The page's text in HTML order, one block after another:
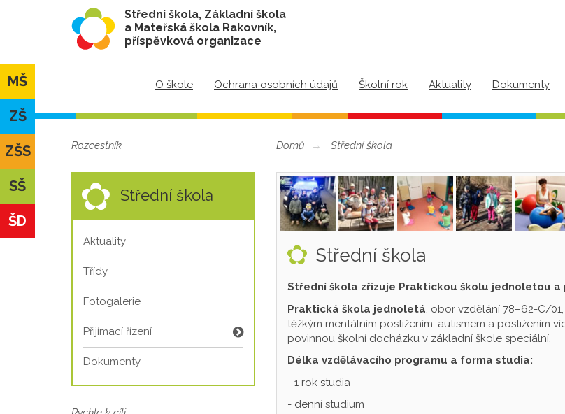
Střední škola, Základní škola
a Mateřská škola Rakovník,
příspěvková organizace
O škole Ochrana osobních údajů Školní rok Aktuality Dokumenty
MŠ
ZŠ
ZŠS
SŠ
ŠD
Rozcestník
Střední škola
Aktuality
Třídy
Fotogalerie
Přijímací řízení
Dokumenty
Domů Střední škola
Střední škola
Střední škola zřizuje Praktickou školu jednoletou
Praktická škola jednoletá, obor vzdělání 78–62-C/
těžkým mentálním postižením, autismem a postižením
povinnou školní docházku v základní škole speciální.
Délka vzdělávacího programu a forma studia:
- 1 rok studia
- denní studium